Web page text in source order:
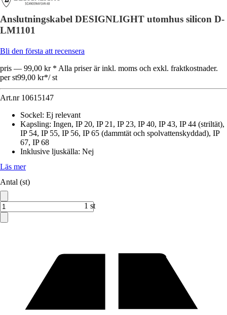
Anslutningskabel DESIGNLIGHT utomhus silicon D-
LM1101
Bli den första att recensera
pris — 99,00 kr * Alla priser är inkl. moms och exkl. fraktkostnader.
per st99,00 kr*/ st
Art.nr 10615147
Sockel: Ej relevant
Kapsling: Ingen, IP 20, IP 21, IP 23, IP 40, IP 43, IP 44 (striltät),
IP 54, IP 55, IP 56, IP 65 (dammtät och spolvattenskyddad), IP
67, IP 68
Inklusive ljuskälla: Nej
Läs mer
Antal (st)
1 st